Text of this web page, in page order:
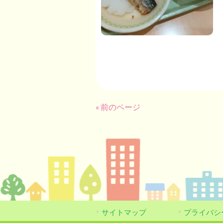
« 前のページ
サイトマップ プライバ